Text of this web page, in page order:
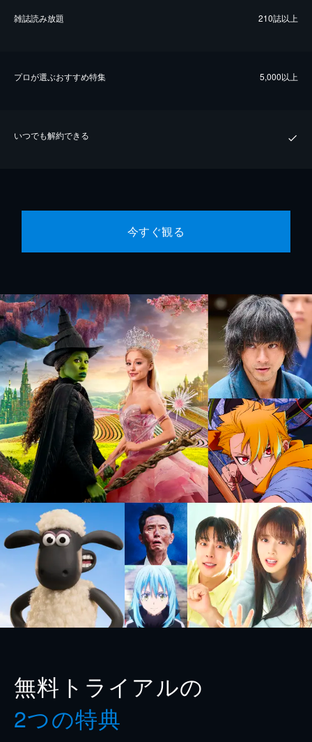
雑誌読み放題 210誌以上
プロが選ぶおすすめ特集 5,000以上
いつでも解約できる
今すぐ観る
無料トライアルの
2つの特典